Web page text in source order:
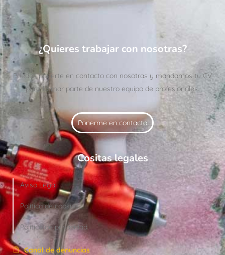
¿Quieres trabajar con nosotras?
Puedes ponerte en contacto con nosotras y mandarnos tu CV
para formar parte de nuestro equipo de profesionales.
Ponerme en contacto
Cositas legales
Aviso Legal
Política de cookies
Política de privacidad
Canal de denuncias